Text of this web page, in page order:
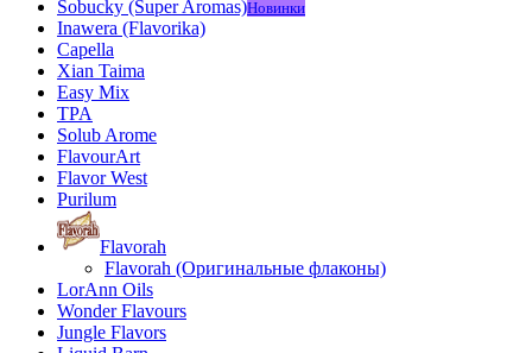
Sobucky (Super Aromas)Новинки
Inawera (Flavorika)
Capella
Xian Taima
Easy Mix
TPA
Solub Arome
FlavourArt
Flavor West
Purilum
Flavorah
Flavorah (Оригинальные флаконы)
LorAnn Oils
Wonder Flavours
Jungle Flavors